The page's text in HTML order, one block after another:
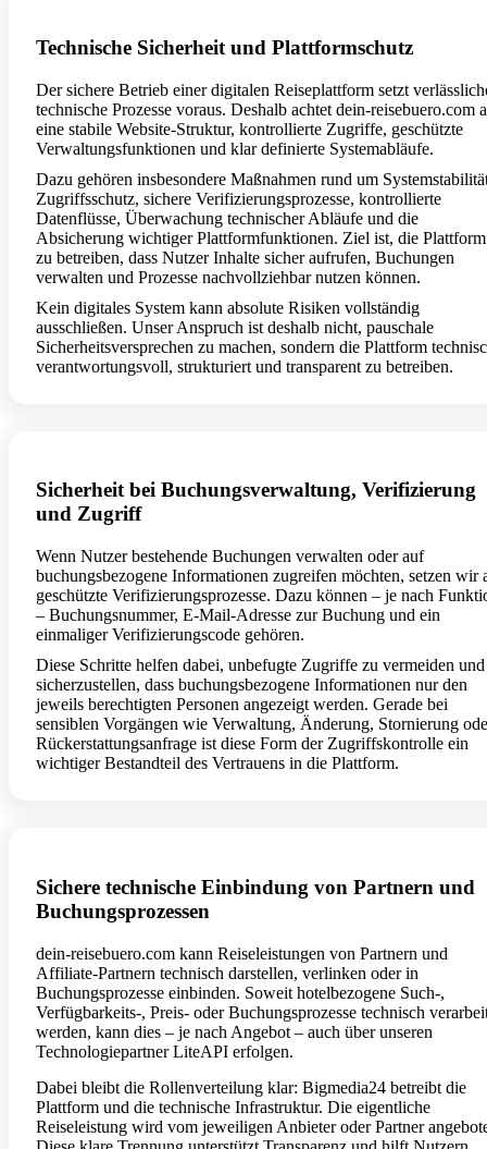
Technische Sicherheit und Plattformschutz
Der sichere Betrieb einer digitalen Reiseplattform setzt
technische Prozesse voraus. Deshalb achtet dein-reisebuero.com
eine stabile Website-Struktur, kontrollierte Zugriffe, geschützte
Verwaltungsfunktionen und klar definierte Systemabläufe.
Dazu gehören insbesondere Maßnahmen rund um
Zugriffsschutz, sichere Verifizierungsprozesse, kontrollierte
Datenflüsse, Überwachung technischer Abläufe und die
Absicherung wichtiger Plattformfunktionen. Ziel ist, die
zu betreiben, dass Nutzer Inhalte sicher aufrufen, Buchungen
verwalten und Prozesse nachvollziehbar nutzen können.
Kein digitales System kann absolute Risiken vollständig
ausschließen. Unser Anspruch ist deshalb nicht, pauschale
Sicherheitsversprechen zu machen, sondern die Plattform
verantwortungsvoll, strukturiert und transparent zu betreiben.
Sicherheit bei Buchungsverwaltung, Verifizierung
und Zugriff
Wenn Nutzer bestehende Buchungen verwalten oder auf
buchungsbezogene Informationen zugreifen möchten, setzen wir
geschützte Verifizierungsprozesse. Dazu können – je nach
– Buchungsnummer, E-Mail-Adresse zur Buchung und ein
einmaliger Verifizierungscode gehören.
Diese Schritte helfen dabei, unbefugte Zugriffe zu vermeiden und
sicherzustellen, dass buchungsbezogene Informationen nur den
jeweils berechtigten Personen angezeigt werden. Gerade bei
sensiblen Vorgängen wie Verwaltung, Änderung, Stornierung
Rückerstattungsanfrage ist diese Form der Zugriffskontrolle ein
wichtiger Bestandteil des Vertrauens in die Plattform.
Sichere technische Einbindung von Partnern und
Buchungsprozessen
dein-reisebuero.com kann Reiseleistungen von Partnern und
Affiliate-Partnern technisch darstellen, verlinken oder in
Buchungsprozesse einbinden. Soweit hotelbezogene Such-,
Verfügbarkeits-, Preis- oder Buchungsprozesse technisch
werden, kann dies – je nach Angebot – auch über unseren
Technologiepartner LiteAPI erfolgen.
Dabei bleibt die Rollenverteilung klar: Bigmedia24 betreibt die
Plattform und die technische Infrastruktur. Die eigentliche
Reiseleistung wird vom jeweiligen Anbieter oder Partner